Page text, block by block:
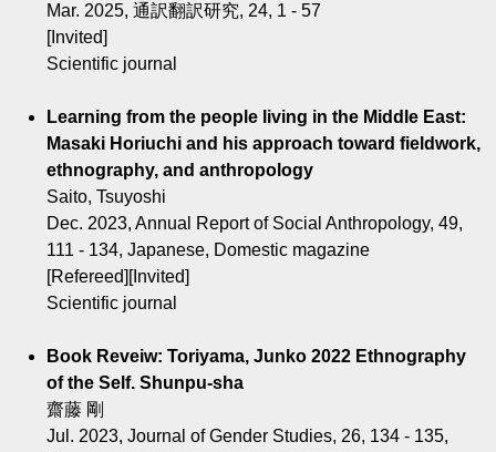
Mar. 2025, 通訳翻訳研究, 24, 1 - 57
[Invited]
Scientific journal
Learning from the people living in the Middle East:
Masaki Horiuchi and his approach toward fieldwork,
ethnography, and anthropology
Saito, Tsuyoshi
Dec. 2023, Annual Report of Social Anthropology, 49,
111 - 134, Japanese, Domestic magazine
[Refereed][Invited]
Scientific journal
Book Reveiw: Toriyama, Junko 2022 Ethnography
of the Self. Shunpu-sha
齋藤 剛
Jul. 2023, Journal of Gender Studies, 26, 134 - 135,